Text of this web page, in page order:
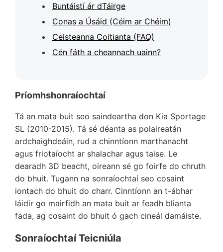
Buntáistí ár dTáirge
Conas a Úsáid (Céim ar Chéim)
Ceisteanna Coitianta (FAQ)
Cén fáth a cheannach uainn?
Príomhshonraíochtaí
Tá an mata buit seo saindeartha don Kia Sportage
SL (2010-2015). Tá sé déanta as polaireatán
ardchaighdeáin, rud a chinntíonn marthanacht
agus friotaíocht ar shalachar agus taise. Le
dearadh 3D beacht, oireann sé go foirfe do chruth
do bhuit. Tugann na sonraíochtaí seo cosaint
iontach do bhuit do charr. Cinntíonn an t-ábhar
láidir go mairfidh an mata buit ar feadh blianta
fada, ag cosaint do bhuit ó gach cineál damáiste.
Sonraíochtaí Teicniúla